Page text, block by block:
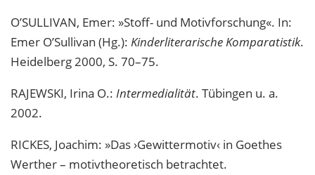
O’SULLIVAN, Emer: »Stoff- und Motivforschung«. In:
Emer O’Sullivan (Hg.): Kinderliterarische Komparatistik.
Heidelberg 2000, S. 70–75.
RAJEWSKI, Irina O.: Intermedialität. Tübingen u. a.
2002.
RICKES, Joachim: »Das ›Gewittermotiv‹ in Goethes
Werther – motivtheoretisch betrachtet.